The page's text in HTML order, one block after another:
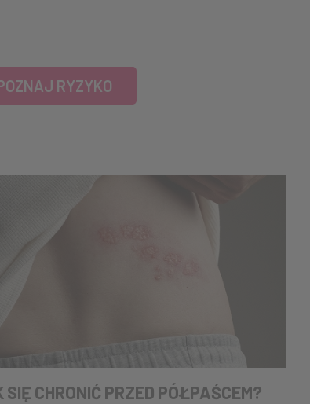
RYZYKO
CHRONIĆ PRZED PÓŁPAŚCEM?